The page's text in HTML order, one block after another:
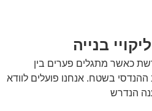
בנייה
כאשר מתגלים פערים בין
ההנדסי בשטח. אנחנו פועלים לוודא
הנדרש